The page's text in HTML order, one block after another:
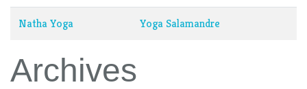
Natha Yoga Yoga Salamandre
Archives